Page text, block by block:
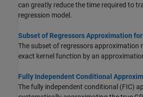
can greatly reduce the time required to
regression model.
Subset of Regressors Approximation
The subset of regressors approximation
exact kernel function by an
Fully Independent Conditional
The fully independent conditional (FIC)